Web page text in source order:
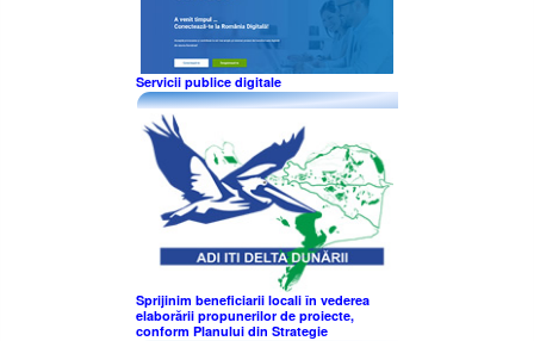
Servicii publice digitale
Sprijinim beneficiarii locali în vederea
elaborării propunerilor de proiecte,
conform Planului din Strategie